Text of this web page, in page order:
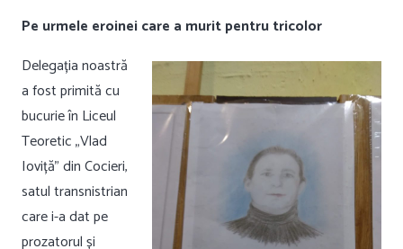
Pe urmele eroinei care a murit pentru tricolor
Delegația noastră
a fost primită cu
bucurie în Liceul
Teoretic „Vlad
Ioviță” din Cocieri,
satul transnistrian
care i-a dat pe
prozatorul și